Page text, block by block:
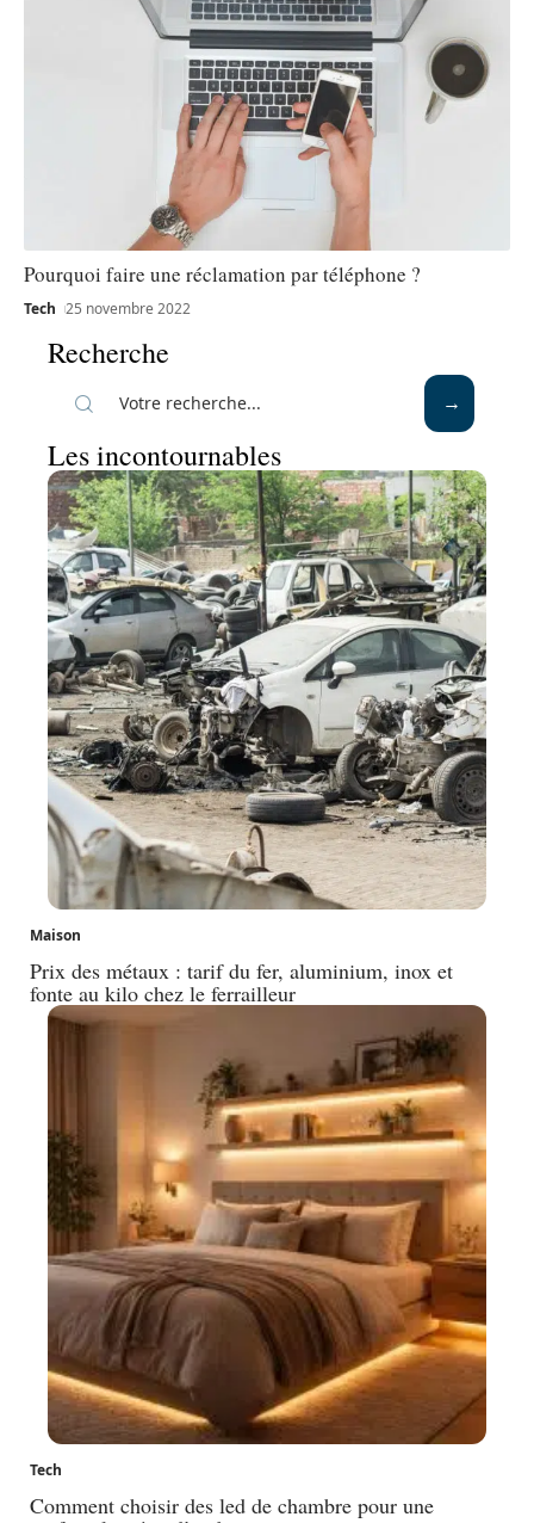
Pourquoi faire une réclamation par téléphone ?
Tech 25 novembre 2022
Recherche
Les incontournables
Maison
Prix des métaux : tarif du fer, aluminium, inox et
fonte au kilo chez le ferrailleur
Tech
Comment choisir des led de chambre pour une